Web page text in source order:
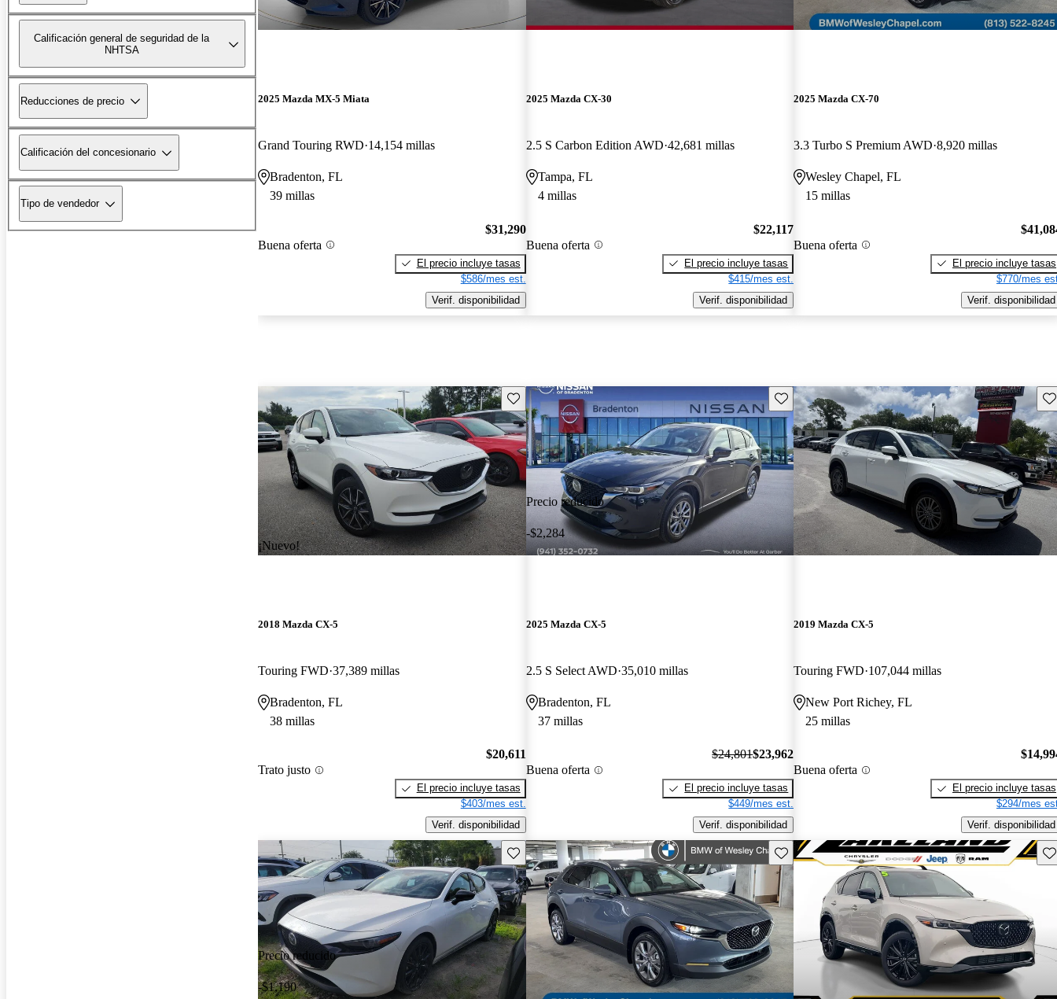
Calificación general de seguridad de la
NHTSA
Reducciones de precio
Calificación del concesionario
Tipo de vendedor
2025 Mazda MX-5 Miata
Grand Touring RWD 14,154 millas
Bradenton, FL
39 millas
Buena oferta
$31,290
El precio incluye tasas
$586/mes est.
Verif. disponibilidad
2025 Mazda CX-30
2.5 S Carbon Edition AWD 42,681 millas
Tampa, FL
4 millas
Buena oferta
$22,117
El precio incluye tasas
$415/mes est.
Verif. disponibilidad
2025 Mazda CX-70
3.3 Turbo S Premium AWD 8,920 millas
Wesley Chapel, FL
15 millas
Buena oferta
El precio incluye tasas
$770/mes
Verif. disponibilidad
¡Nuevo!
Guarda este Aviso
2018 Mazda CX-5
Touring FWD 37,389 millas
Bradenton, FL
38 millas
Trato justo
$20,611
El precio incluye tasas
$403/mes est.
Verif. disponibilidad
Precio reducido
-$2,284
Guarda este Aviso
2025 Mazda CX-5
2.5 S Select AWD 35,010 millas
Bradenton, FL
37 millas
Buena oferta
$24,801$23,962
El precio incluye tasas
$449/mes est.
Verif. disponibilidad
2019 Mazda CX-5
Touring FWD 107,044 millas
New Port Richey, FL
25 millas
Buena oferta
El precio incluye tasas
$294/mes
Verif. disponibilidad
Precio reducido
-$1,190
Guarda este Aviso Guarda este Aviso